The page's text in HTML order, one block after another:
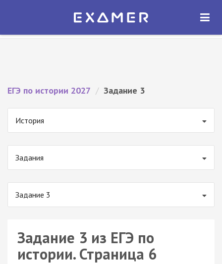
Экзамер — ЕГЭ 2027
ОТКРЫТЬ
ЕГЭ по истории 2027 / Задание 3
История
Задания
Задание 3
Задание 3 из ЕГЭ по
истории. Страница 6